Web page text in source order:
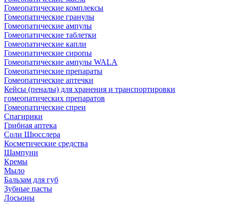
Гомеопатические комплексы
Гомеопатические гранулы
Гомеопатические ампулы
Гомеопатические таблетки
Гомеопатические капли
Гомеопатические сиропы
Гомеопатические ампулы WALA
Гомеопатические препараты
Гомеопатические аптечки
Кейсы (пеналы) для хранения и транспортировки
гомеопатических препаратов
Гомеопатические спреи
Спагирики
Грибная аптека
Соли Шюсслера
Косметические средства
Шампуни
Кремы
Мыло
Бальзам для губ
Зубные пасты
Лосьоны